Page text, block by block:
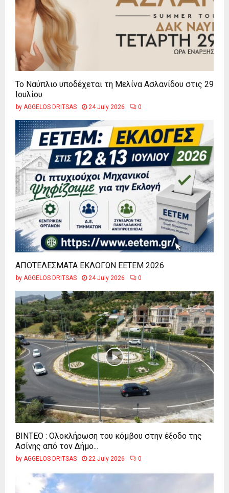
Το Ναύπλιο υποδέχεται τη Μελίνα Ασλανίδου στις 29
Ιουλίου
by AGGELOS DRITSAS 24 July 2026 0
ΑΠΟΤΕΛΕΣΜΑΤΑ ΕΚΛΟΓΩΝ ΕΕΤΕΜ 2026
by AGGELOS DRITSAS 24 July 2026 0
ΒΙΝΤΕΟ : Ολοκλήρωση του κόμβου στην έξοδο της
Ασίνης από τον Δήμο...
by AGGELOS DRITSAS 22 July 2026 0